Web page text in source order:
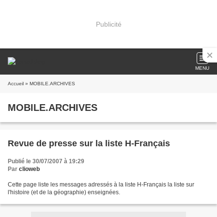
Publicité
MENU
Accueil » MOBILE.ARCHIVES
MOBILE.ARCHIVES
Revue de presse sur la liste H-Français
Publié le 30/07/2007 à 19:29
Par clioweb
Cette page liste les messages adressés à la liste H-Français la liste sur
l'histoire (et de la géographie) enseignées.